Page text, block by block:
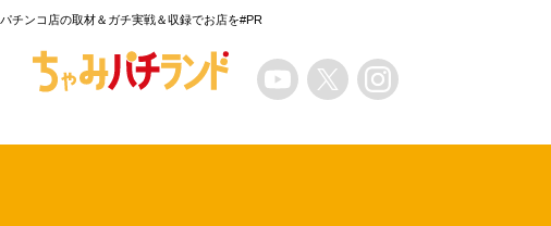
パチンコ店の取材＆ガチ実戦＆収録でお店を#PR